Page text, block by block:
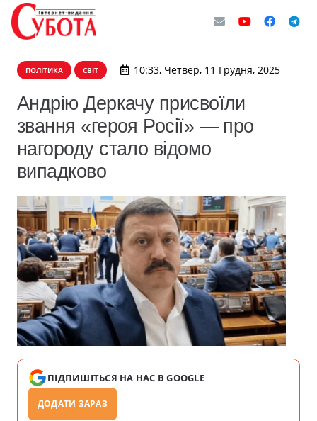
ПОЛІТИКА СВІТ 10:33, Четвер, 11 Грудня, 2025
Андрію Деркачу присвоїли
звання «героя Росії» — про
нагороду стало відомо
випадково
ПІДПИШІТЬСЯ НА НАС В GOOGLE
ДОДАТИ ЗАРАЗ